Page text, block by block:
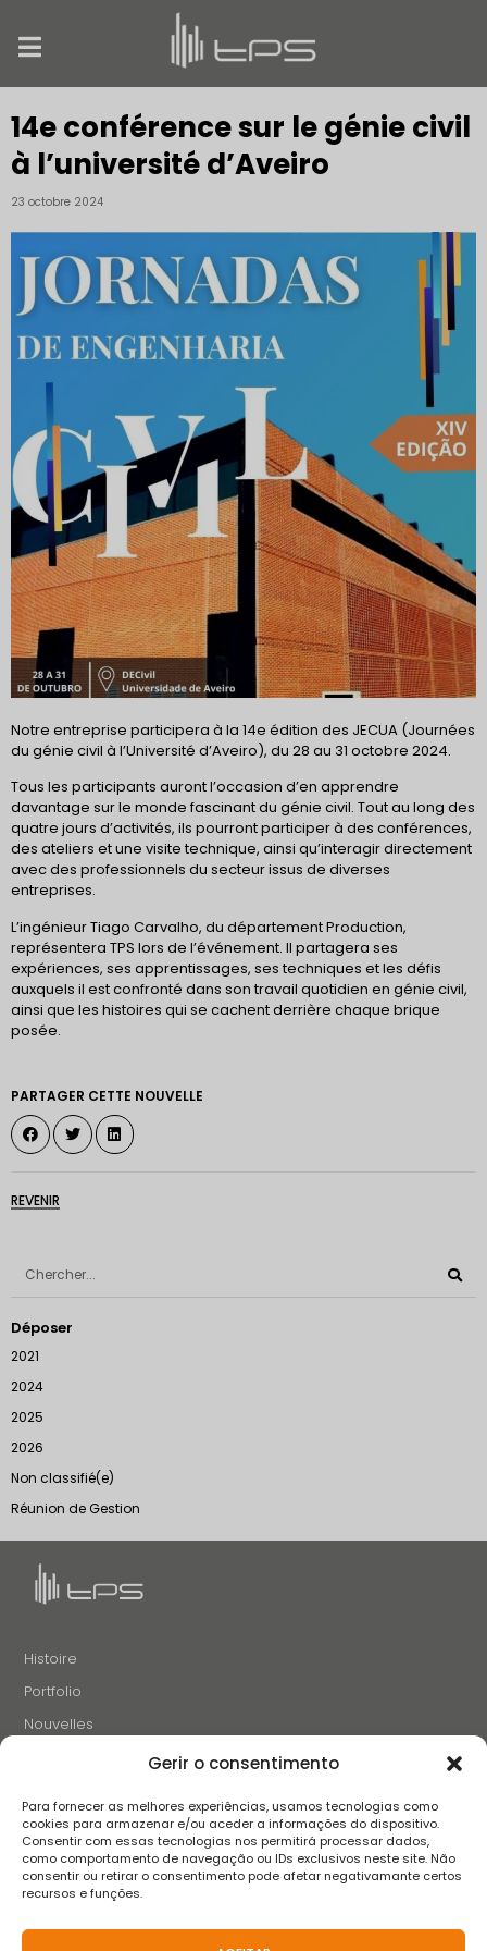
Gerir o consentimento
Para fornecer as melhores experiências, usamos tecnologias como
cookies para armazenar e/ou aceder a informações do dispositivo.
Consentir com essas tecnologias nos permitirá processar dados,
como comportamento de navegação ou IDs exclusivos neste site. Não
consentir ou retirar o consentimento pode afetar negativamante certos
recursos e funções.
14e conférence sur le génie civil
à l’université d’Aveiro
23 octobre 2024
Notre entreprise participera à la 14e édition des JECUA (Journées
du génie civil à l’Université d’Aveiro), du 28 au 31 octobre 2024.
Tous les participants auront l’occasion d’en apprendre
davantage sur le monde fascinant du génie civil. Tout au long des
quatre jours d’activités, ils pourront participer à des conférences,
des ateliers et une visite technique, ainsi qu’interagir directement
avec des professionnels du secteur issus de diverses
entreprises.
L’ingénieur Tiago Carvalho, du département Production,
représentera TPS lors de l’événement. Il partagera ses
expériences, ses apprentissages, ses techniques et les défis
auxquels il est confronté dans son travail quotidien en génie civil,
ainsi que les histoires qui se cachent derrière chaque brique
posée.
PARTAGER CETTE NOUVELLE
REVENIR
Déposer
2021
2024
2025
2026
Non classifié(e)
Réunion de Gestion
Histoire
Portfolio
Nouvelles
Projets et Initiatives
Contacts
SUIVEZ-NOUS